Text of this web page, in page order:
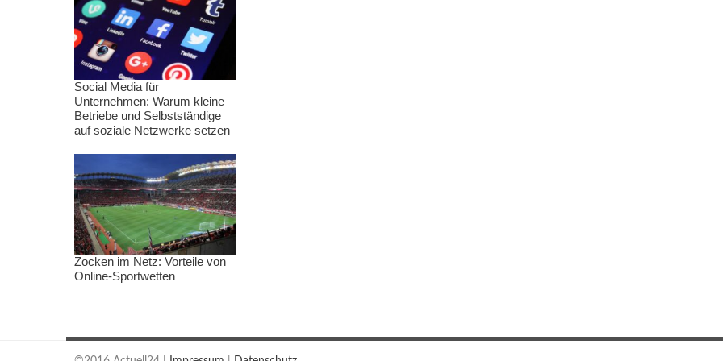
Social Media für
Unternehmen: Warum kleine
Betriebe und Selbstständige
auf soziale Netzwerke setzen
Zocken im Netz: Vorteile von
Online-Sportwetten